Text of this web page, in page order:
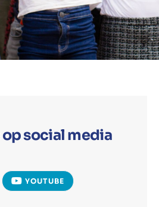
social media
YOUTUBE